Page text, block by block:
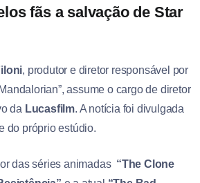
fãs a salvação de Star
, produtor e diretor responsável por
assume o cargo de diretor
da Lucasfilm. A notícia foi divulgada
do próprio estúdio.
das séries animadas “The Clone